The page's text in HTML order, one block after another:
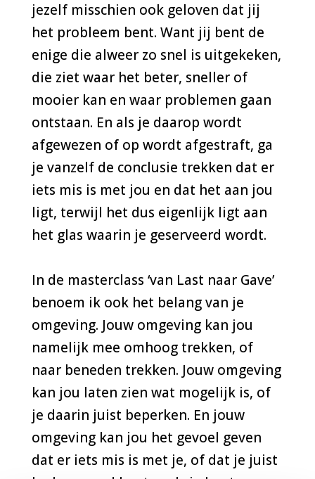
jezelf misschien ook geloven dat jij
het probleem bent. Want jij bent de
enige die alweer zo snel is uitgekeken,
die ziet waar het beter, sneller of
mooier kan en waar problemen gaan
ontstaan. En als je daarop wordt
afgewezen of op wordt afgestraft, ga
je vanzelf de conclusie trekken dat er
iets mis is met jou en dat het aan jou
ligt, terwijl het dus eigenlijk ligt aan
het glas waarin je geserveerd wordt.
In de masterclass ‘van Last naar Gave’
benoem ik ook het belang van je
omgeving. Jouw omgeving kan jou
namelijk mee omhoog trekken, of
naar beneden trekken. Jouw omgeving
kan jou laten zien wat mogelijk is, of
je daarin juist beperken. En jouw
omgeving kan jou het gevoel geven
dat er iets mis is met je, of dat je juist